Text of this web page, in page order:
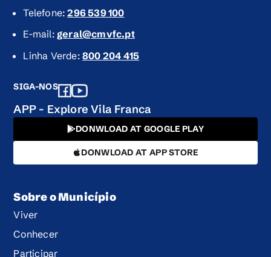
Telefone:296 539 100
E-mail: geral@cmvfc.pt
Linha Verde:800 204 415
SIGA-NOS
APP - Explore Vila Franca
DONWLOAD AT GOOGLE PLAY
DONWLOAD AT APP STORE
Sobre o Município
Viver
Conhecer
Participar